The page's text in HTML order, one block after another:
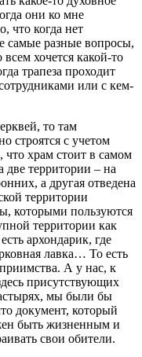
они ко мне
что когда нет
самые разные вопросы,
хочется какой-то
трапеза проходит
или с кем-
то там
строятся с учетом
храм стоит в самом
две территории – на
а другая отведена
территории
которыми пользуются
территории как
архондарик, где
лавка… То есть
А у нас, к
присутствующих
мы были бы
документ, который
быть жизненным и
свои обители.